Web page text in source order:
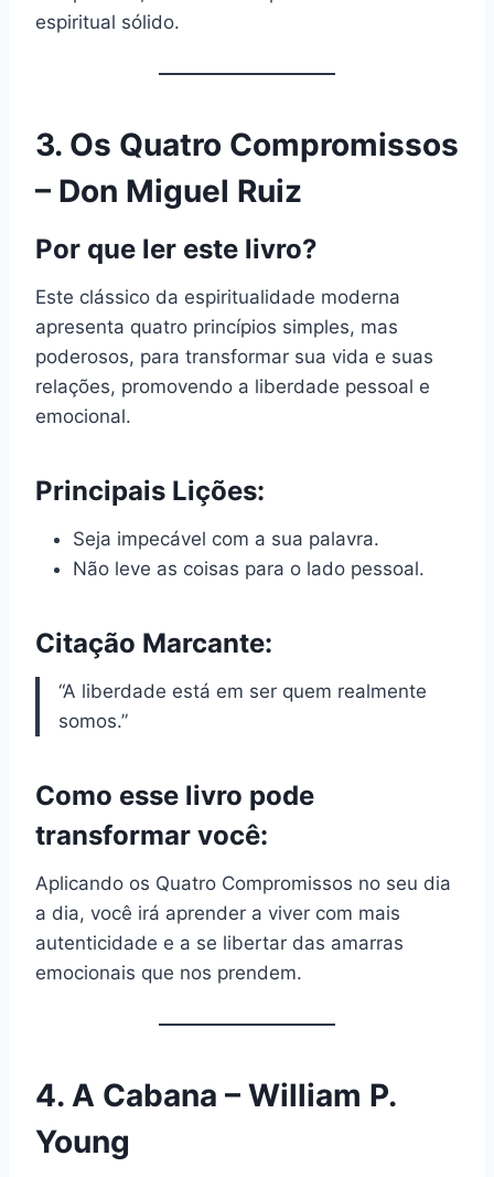
espiritual sólido.
3. Os Quatro Compromissos
– Don Miguel Ruiz
Por que ler este livro?
Este clássico da espiritualidade moderna
apresenta quatro princípios simples, mas
poderosos, para transformar sua vida e suas
relações, promovendo a liberdade pessoal e
emocional.
Principais Lições:
Seja impecável com a sua palavra.
Não leve as coisas para o lado pessoal.
Citação Marcante:
“A liberdade está em ser quem realmente
somos.”
Como esse livro pode
transformar você:
Aplicando os Quatro Compromissos no seu dia
a dia, você irá aprender a viver com mais
autenticidade e a se libertar das amarras
emocionais que nos prendem.
4. A Cabana – William P.
Young